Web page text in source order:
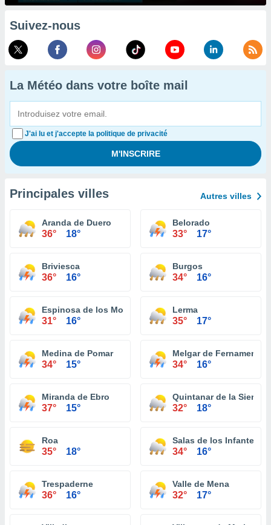
Suivez-nous
La Météo dans votre boîte mail
J'ai lu et j'accepte la politique de privacité
Principales villes Autres villes
Aranda de Duero
36° 18°
Belorado
33° 17°
Briviesca
36° 16°
Burgos
34° 16°
Espinosa de los Monteros
31° 16°
Lerma
35° 17°
Medina de Pomar
34° 15°
Melgar de Fernamental
34° 16°
Miranda de Ebro
37° 15°
Quintanar de la Sierra
32° 18°
Roa
35° 18°
Salas de los Infantes
34° 16°
Trespaderne
36° 16°
Valle de Mena
32° 17°